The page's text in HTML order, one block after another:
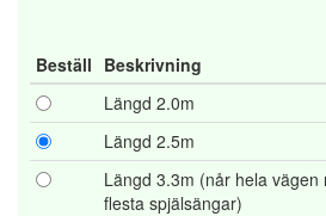
Beställ Beskrivning
Längd 2.0m
Längd 2.5m
Längd 3.3m (når hela vägen
flesta spjälsängar)